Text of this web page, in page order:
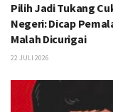
Pilih Jadi Tukang
Negeri: Dicap
Malah Dicurigai
22 JULI 2026